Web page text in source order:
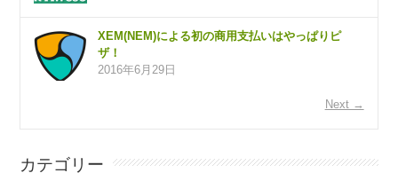
XEM(NEM)による初の商用支払いはやっぱりピ
ザ！
2016年6月29日
Next →
カテゴリー